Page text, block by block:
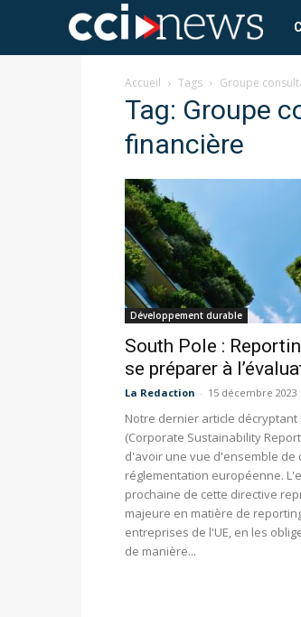
CCI
Accueil Tags Groupe
Tag: Groupe
financière
Développement durable
South Pole :
se préparer à
La Redaction - 15 décembre 2023
Notre dernier article décryptant
(Corporate Sustainability
d'avoir une vue d'ensemble de
réglementation européenne.
prochaine de cette directive
majeure en matière de
entreprises de l'UE, en les
de manière...